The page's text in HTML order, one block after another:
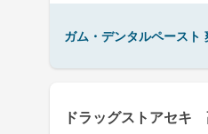
ガム・デンタルペースト
ドラッグストアセキ